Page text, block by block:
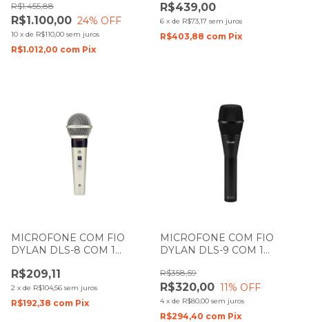
TIPO C
R$1.100,00
R$1.455,88
24% OFF
10 x de R$110,00 sem juros
R$1.012,00 com Pix
R$439,00
6 x de R$73,17 sem juros
R$403,88 com Pix
MICROFONE COM FIO
DYLAN DLS-8 COM 1
R$209,11
2 x de R$104,56 sem juros
R$192,38 com Pix
MICROFONE COM FIO
DYLAN DLS-9 COM 1
R$320,00
R$358,59
11% OFF
4 x de R$80,00 sem juros
R$294,40 com Pix